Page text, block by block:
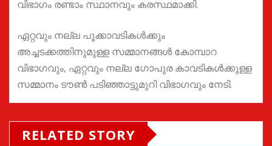
വിഭാഗം രണ്ടാം സ്ഥാനവും കരസ്ഥമാക്കി.
ഏറ്റവും നല്ല പൂക്കാവടികൾക്കും
അച്ചടക്കത്തിനുമുള്ള സമ്മാനങ്ങൾ കോമ്പാറ
വിഭാഗവും, ഏറ്റവും നല്ല ഗോപുര കാവടികൾക്കുള്ള
സമ്മാനം ടൗൺ പടിഞ്ഞാട്ടുമുറി വിഭാഗവും നേടി.
RELATED STORY